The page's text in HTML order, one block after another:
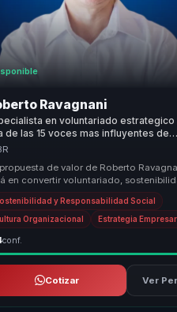
Ravagnani
en voluntariado estrategico
de las 15 voces mas influyentes de
que convierte ESG y proposito en
de valor de Roberto
en convertir voluntariado,
en motores reales de transformación
y Responsabilidad Social
Organizacional Estrategia
conf.
Cotizar Ver